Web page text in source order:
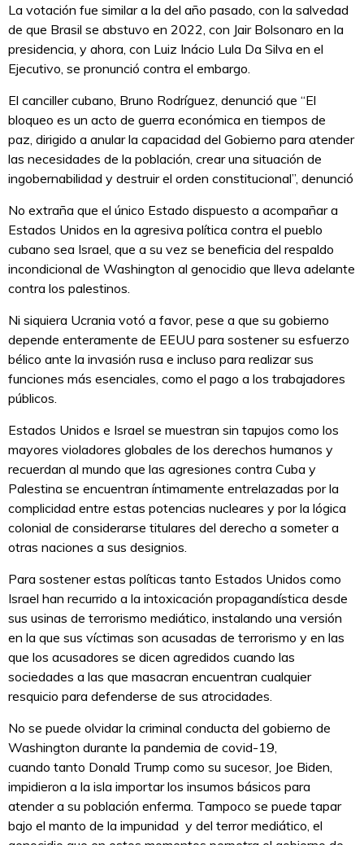
La votación fue similar a la del año pasado, con la salvedad
de que Brasil se abstuvo en 2022, con Jair Bolsonaro en la
presidencia, y ahora, con Luiz Inácio Lula Da Silva en el
Ejecutivo, se pronunció contra el embargo.
El canciller cubano, Bruno Rodríguez, denunció que “El
bloqueo es un acto de guerra económica en tiempos de
paz, dirigido a anular la capacidad del Gobierno para atender
las necesidades de la población, crear una situación de
ingobernabilidad y destruir el orden constitucional”, denunció
No extraña que el único Estado dispuesto a acompañar a
Estados Unidos en la agresiva política contra el pueblo
cubano sea Israel, que a su vez se beneficia del respaldo
incondicional de Washington al genocidio que lleva adelante
contra los palestinos.
Ni siquiera Ucrania votó a favor, pese a que su gobierno
depende enteramente de EEUU para sostener su esfuerzo
bélico ante la invasión rusa e incluso para realizar sus
funciones más esenciales, como el pago a los trabajadores
públicos.
Estados Unidos e Israel se muestran sin tapujos como los
mayores violadores globales de los derechos humanos y
recuerdan al mundo que las agresiones contra Cuba y
Palestina se encuentran íntimamente entrelazadas por la
complicidad entre estas potencias nucleares y por la lógica
colonial de considerarse titulares del derecho a someter a
otras naciones a sus designios.
Para sostener estas políticas tanto Estados Unidos como
Israel han recurrido a la intoxicación propagandística desde
sus usinas de terrorismo mediático, instalando una versión
en la que sus víctimas son acusadas de terrorismo y en las
que los acusadores se dicen agredidos cuando las
sociedades a las que masacran encuentran cualquier
resquicio para defenderse de sus atrocidades.
No se puede olvidar la criminal conducta del gobierno de
Washington durante la pandemia de covid-19,
cuando tanto Donald Trump como su sucesor, Joe Biden,
impidieron a la isla importar los insumos básicos para
atender a su población enferma. Tampoco se puede tapar
bajo el manto de la impunidad y del terror mediático, el